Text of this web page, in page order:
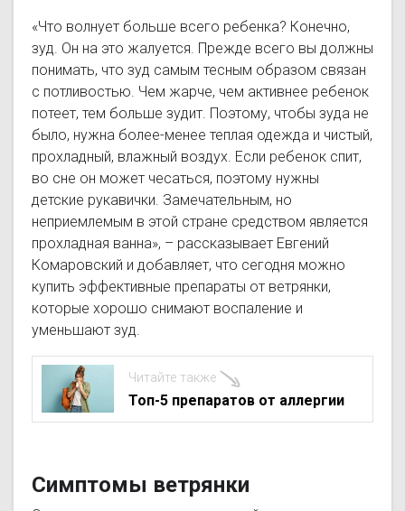
«Что волнует больше всего ребенка? Конечно,
зуд. Он на это жалуется. Прежде всего вы должны
понимать, что зуд самым тесным образом связан
с потливостью. Чем жарче, чем активнее ребенок
потеет, тем больше зудит. Поэтому, чтобы зуда не
было, нужна более-менее теплая одежда и чистый,
прохладный, влажный воздух. Если ребенок спит,
во сне он может чесаться, поэтому нужны
детские рукавички. Замечательным, но
неприемлемым в этой стране средством является
прохладная ванна», – рассказывает Евгений
Комаровский и добавляет, что сегодня можно
купить эффективные препараты от ветрянки,
которые хорошо снимают воспаление и
уменьшают зуд.
Читайте также
Топ-5 препаратов от аллергии
Симптомы ветрянки